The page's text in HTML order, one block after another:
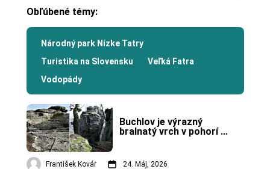
Obľúbené témy:
Národný park Nízke Tatry
Turistika na Slovensku
Veľká Fatra
Vodopády
Buchlov je výrazný
bralnatý vrch v pohorí
František Kovár 24. Máj, 2026